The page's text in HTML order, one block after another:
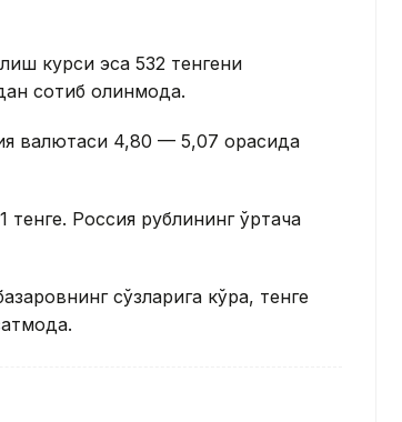
курси эса 532 тенгени
сотиб олинмоқда.
валютаси 4,80 — 5,07 орасида
Россия рублининг ўртача
сўзларига кўра, тенге